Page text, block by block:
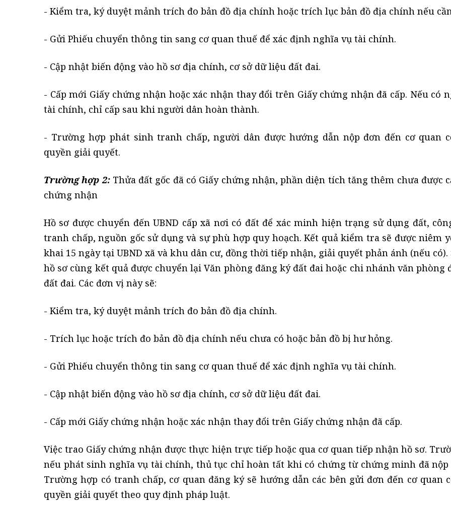
- Kiểm tra, ký duyệt mảnh trích đo bản đồ địa chính hoặc trích lục bản đồ địa chính nếu
- Gửi Phiếu chuyển thông tin sang cơ quan thuế để xác định nghĩa vụ tài chính.
- Cập nhật biến động vào hồ sơ địa chính, cơ sở dữ liệu đất đai.
- Cấp mới Giấy chứng nhận hoặc xác nhận thay đổi trên Giấy chứng nhận đã cấp. Nếu có
tài chính, chỉ cấp sau khi người dân hoàn thành.
- Trường hợp phát sinh tranh chấp, người dân được hướng dẫn nộp đơn đến cơ quan
quyền giải quyết.
Trường hợp 2: Thửa đất gốc đã có Giấy chứng nhận, phần diện tích tăng thêm chưa được
chứng nhận
Hồ sơ được chuyển đến UBND cấp xã nơi có đất để xác minh hiện trạng sử dụng đất,
tranh chấp, nguồn gốc sử dụng và sự phù hợp quy hoạch. Kết quả kiểm tra sẽ được niêm
khai 15 ngày tại UBND xã và khu dân cư, đồng thời tiếp nhận, giải quyết phản ánh (nếu có).
hồ sơ cùng kết quả được chuyển lại Văn phòng đăng ký đất đai hoặc chi nhánh văn phòng
đất đai. Các đơn vị này sẽ:
- Kiểm tra, ký duyệt mảnh trích đo bản đồ địa chính.
- Trích lục hoặc trích đo bản đồ địa chính nếu chưa có hoặc bản đồ bị hư hỏng.
- Gửi Phiếu chuyển thông tin sang cơ quan thuế để xác định nghĩa vụ tài chính.
- Cập nhật biến động vào hồ sơ địa chính, cơ sở dữ liệu đất đai.
- Cấp mới Giấy chứng nhận hoặc xác nhận thay đổi trên Giấy chứng nhận đã cấp.
Việc trao Giấy chứng nhận được thực hiện trực tiếp hoặc qua cơ quan tiếp nhận hồ sơ.
nếu phát sinh nghĩa vụ tài chính, thủ tục chỉ hoàn tất khi có chứng từ chứng minh đã nộp
Trường hợp có tranh chấp, cơ quan đăng ký sẽ hướng dẫn các bên gửi đơn đến cơ quan
quyền giải quyết theo quy định pháp luật.